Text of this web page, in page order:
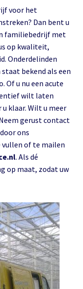
voor het
familiebedrijf met
op kwaliteit,
Onderdelinden
bekend als een
Of u nu een acute
wilt laten
klaar. Wilt u meer
gerust contact
ons
of te mailen
. Als dé
op maat, zodat uw